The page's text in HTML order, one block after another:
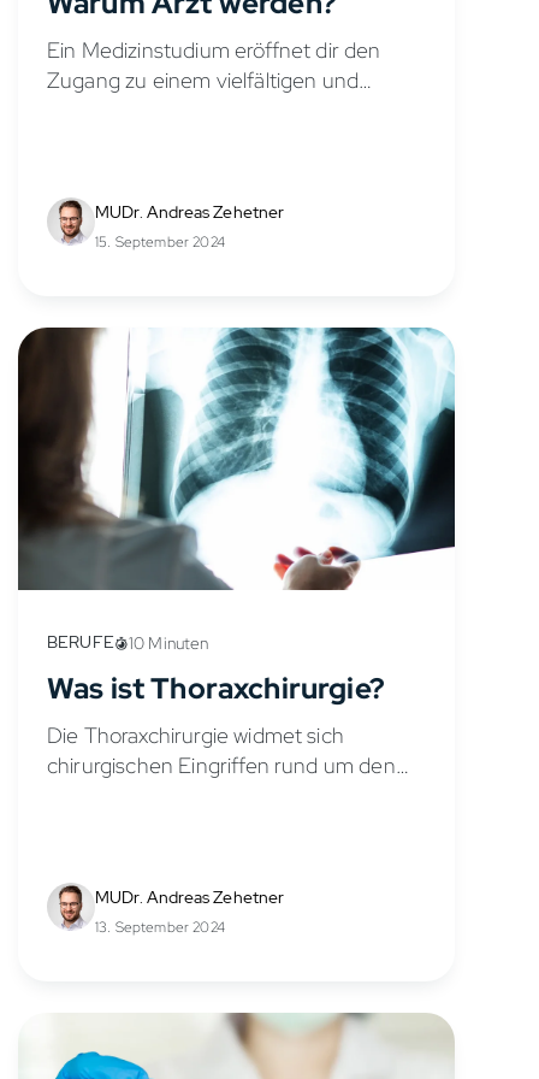
Ein Medizinstudium eröffnet dir den
Zugang zu einem vielfältigen und
dorthin ist allerdings anspruchsvoll....
MUDr. Andreas Zehetner
15. September 2024
BERUFE 10 Minuten
Was ist Thoraxchirurgie?
Die Thoraxchirurgie widmet sich
chirurgischen Eingriffen rund um den
Medizinstudium eine sechsjährige
Weiterbildung zu Thoraxchirurgen
MUDr. Andreas Zehetner
13. September 2024